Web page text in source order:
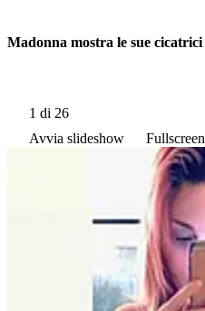
Madonna mostra le sue cicatrici
1 di 26
Avvia slideshow
Fullscreen